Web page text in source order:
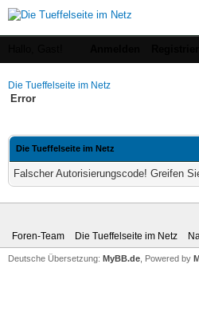
Die Tueffelseite im Netz
Error
Die Tueffelseite im Netz
Falscher Autorisierungscode! Greifen
Foren-Team Die Tueffelseite im Netz
Deutsche Übersetzung: MyBB.de , Powered by